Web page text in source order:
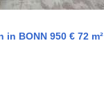
BONN 950 € 72 m²